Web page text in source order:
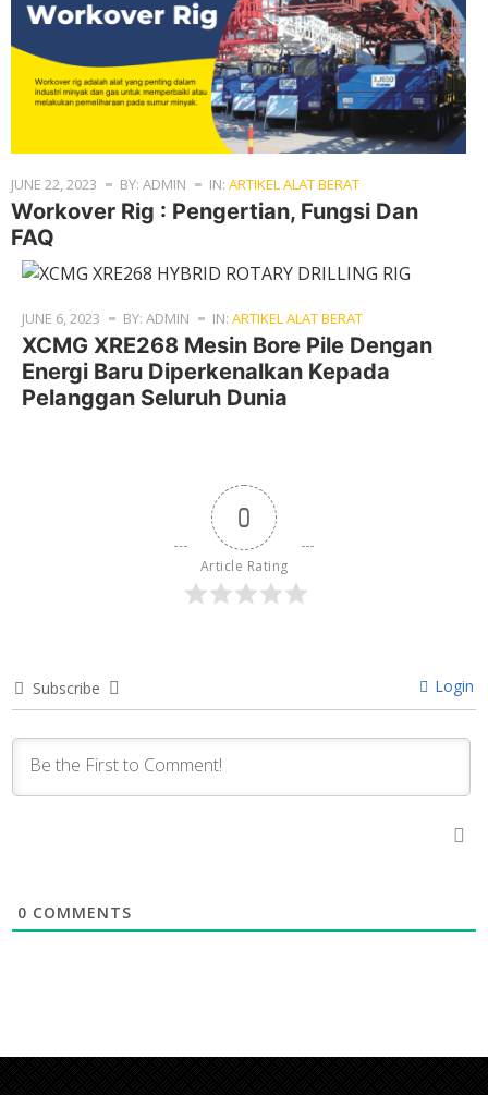
JUNE 22, 2023 BY: ADMIN IN: ARTIKEL ALAT BERAT
Workover Rig : Pengertian, Fungsi Dan
FAQ
JUNE 6, 2023 BY: ADMIN IN: ARTIKEL ALAT BERAT
XCMG XRE268 Mesin Bore Pile Dengan
Energi Baru Diperkenalkan Kepada
Pelanggan Seluruh Dunia
0
Article Rating
Subscribe Login
0 COMMENTS